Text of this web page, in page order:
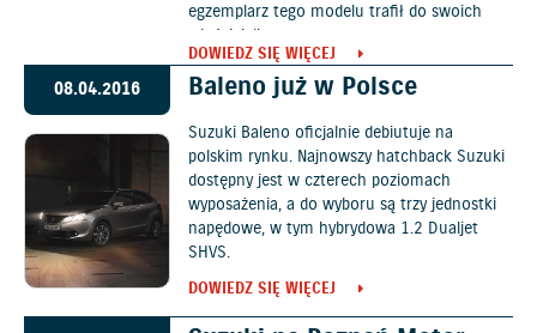
egzemplarz tego modelu trafił do swoich
właścicieli.
DOWIEDZ SIĘ WIĘCEJ
08.04.2016 Baleno już w Polsce
Suzuki Baleno oficjalnie debiutuje na
polskim rynku. Najnowszy hatchback Suzuki
dostępny jest w czterech poziomach
wyposażenia, a do wyboru są trzy jednostki
napędowe, w tym hybrydowa 1.2 Dualjet
SHVS.
DOWIEDZ SIĘ WIĘCEJ